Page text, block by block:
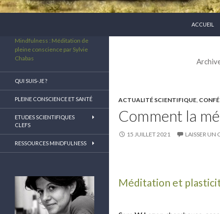
ACCUEIL
ACTUALITÉ SCIENTIFIQUE,
Comment la
15 JUILLET 2021 LAISSER UN
Méditation et
Mindfulness : Méditation de
pleine conscience par Sylvie
Chabas
QUI SUIS-JE ?
PLEINE CONSCIENCE ET SANTÉ
ETUDES SCIENTIFIQUES
CLEFS
RESSOURCES MINDFULNESS